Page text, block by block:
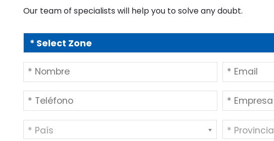
Our team of specialists will help you to solve any doubt.
* País * Provincia